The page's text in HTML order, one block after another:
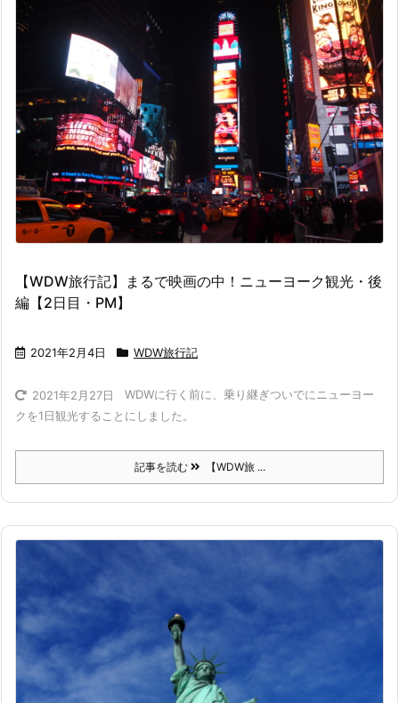
【WDW旅行記】まるで映画の中！ニューヨーク観光・後
編【2日目・PM】
2021年2月4日 WDW旅行記
2021年2月27日
WDWに行く前に、乗り継ぎついでにニューヨー
クを1日観光することにしました。
記事を読む 【WDW旅 ...